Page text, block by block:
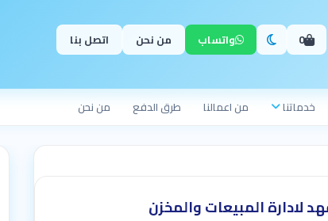
0 واتساب من نحن اتصل بنا
خدماتنا من اعمالنا طرق الدفع من نحن
لادارة المبيعات والمخزن